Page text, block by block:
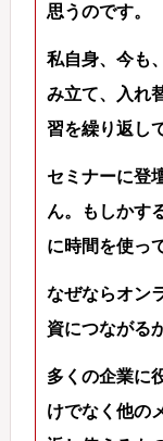
思うのです。
私自身、今も
み立て、入れ
習を繰り返し
セミナーに登
ん。もしかす
に時間を使っ
なぜならオン
資につながる
多くの企業に
けでなく他の